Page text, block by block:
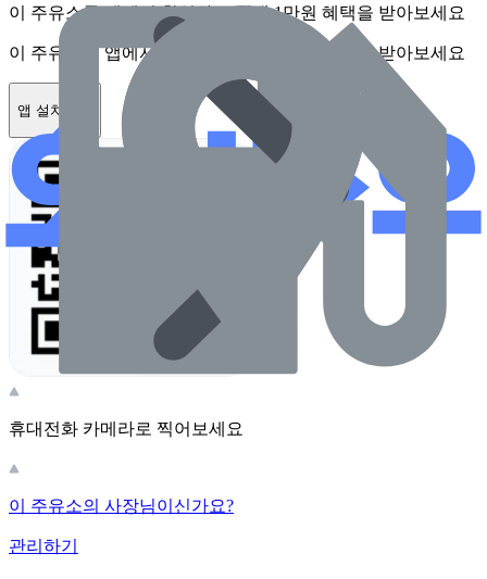
이 주유소를 앱에서 확인하고 최대 1만원 혜택을 받아보세요
이 주유소를 앱에서 확인하고 최대 1만원 혜택을 받아보세요
앱 설치하기
휴대전화 카메라로 찍어보세요
이 주유소의 사장님이신가요?
관리하기